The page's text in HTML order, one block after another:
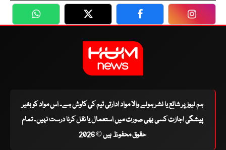
WhatsApp Twitter Facebook
ہم نیوز پر شائع یا نشر ہونے والا مواد ادارتی ٹیم کی کاوش ہے۔ اس مواد کو بغیر
پیشگی اجازت کسی بھی صورت میں استعمال یا نقل کرنا درست نہیں۔ تمام
حقوق محفوظ ہیں © 2026